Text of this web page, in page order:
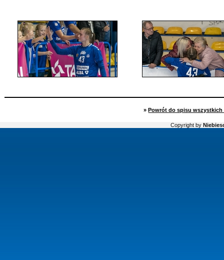
» Powrót do spisu wszystkich
Copyright by